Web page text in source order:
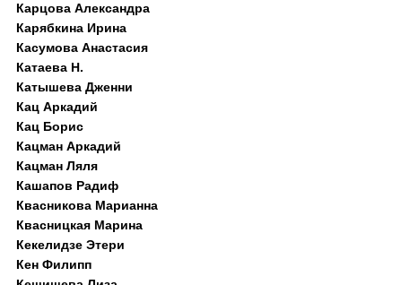
Карцова Александра
Карябкина Ирина
Касумова Анастасия
Катаева Н.
Катышева Дженни
Кац Аркадий
Кац Борис
Кацман Аркадий
Кацман Ляля
Кашапов Радиф
Квасникова Марианна
Квасницкая Марина
Кекелидзе Этери
Кен Филипп